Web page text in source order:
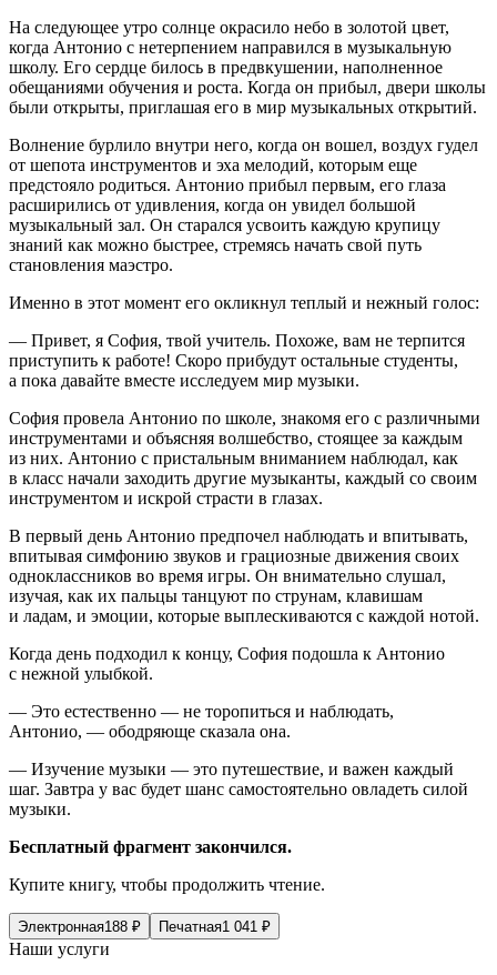
На следующее утро солнце окрасило небо в золотой цвет,
когда Антонио с нетерпением направился в музыкальную
школу. Его сердце билось в предвкушении, наполненное
обещаниями обучения и роста. Когда он прибыл, двери школы
были открыты, приглашая его в мир музыкальных открытий.
Волнение бурлило внутри него, когда он вошел, воздух гудел
от шепота инструментов и эха мелодий, которым еще
предстояло родиться. Антонио прибыл первым, его глаза
расширились от удивления, когда он увидел большой
музыкальный зал. Он старался усвоить каждую крупицу
знаний как можно быстрее, стремясь начать свой путь
становления маэстро.
Именно в этот момент его окликнул теплый и нежный голос:
— Привет, я София, твой учитель. Похоже, вам не терпится
приступить к работе! Скоро прибудут остальные студенты,
а пока давайте вместе исследуем мир музыки.
София провела Антонио по школе, знакомя его с различными
инструментами и объясняя волшебство, стоящее за каждым
из них. Антонио с пристальным вниманием наблюдал, как
в класс начали заходить другие музыканты, каждый со своим
инструментом и искрой страсти в глазах.
В первый день Антонио предпочел наблюдать и впитывать,
впитывая симфонию звуков и грациозные движения своих
одноклассников во время игры. Он внимательно слушал,
изучая, как их пальцы танцуют по струнам, клавишам
и ладам, и эмоции, которые выплескиваются с каждой нотой.
Когда день подходил к концу, София подошла к Антонио
с нежной улыбкой.
— Это естественно — не торопиться и наблюдать,
Антонио, — ободряюще сказала она.
— Изучение музыки — это путешествие, и важен каждый
шаг. Завтра у вас будет шанс самостоятельно овладеть силой
музыки.
Бесплатный фрагмент закончился.
Купите книгу, чтобы продолжить чтение.
Электронная188 ₽ Печатная1 041 ₽
Наши услуги